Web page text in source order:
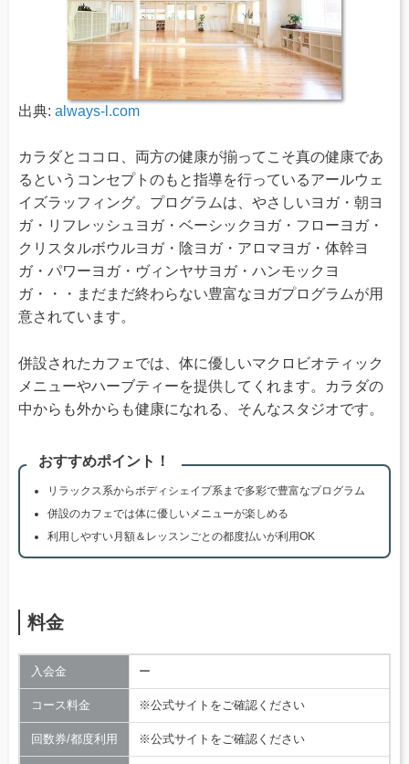
出典: always-l.com
カラダとココロ、両方の健康が揃ってこそ真の健康であ
るというコンセプトのもと指導を行っているアールウェ
イズラッフィング。プログラムは、やさしいヨガ・朝ヨ
ガ・リフレッシュヨガ・ベーシックヨガ・フローヨガ・
クリスタルボウルヨガ・陰ヨガ・アロマヨガ・体幹ヨ
ガ・パワーヨガ・ヴィンヤサヨガ・ハンモックヨ
ガ・・・まだまだ終わらない豊富なヨガプログラムが用
意されています。
併設されたカフェでは、体に優しいマクロビオティック
メニューやハーブティーを提供してくれます。カラダの
中からも外からも健康になれる、そんなスタジオです。
おすすめポイント！
リラックス系からボディシェイプ系まで多彩で豊富なプログラム
併設のカフェでは体に優しいメニューが楽しめる
利用しやすい月額＆レッスンごとの都度払いが利用OK
料金
入会金 ー
コース料金 ※公式サイトをご確認ください
回数券/都度利用 ※公式サイトをご確認ください